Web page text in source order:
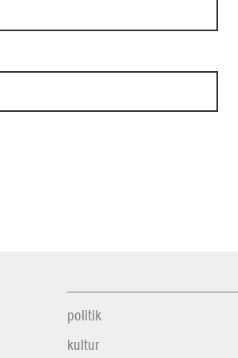
politik
kultur